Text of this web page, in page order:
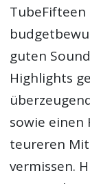
TubeFifteen
guten
Highlights
sowie einen
teureren
vermissen.